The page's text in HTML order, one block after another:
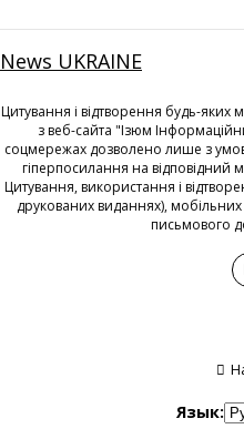
News UKRAINE
Цитування і відтворення будь-яких
з веб-сайта "Ізюм
соцмережах дозволено лише з
гіперпосилання на
Цитування, використання і
друкованих виданнях),
письмового
Язык: